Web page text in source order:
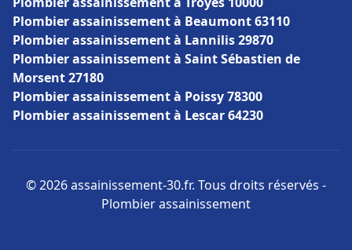
Plombier assainissement à Beaumont 63110
Plombier assainissement à Lannilis 29870
Plombier assainissement à Saint Sébastien de
Morsent 27180
Plombier assainissement à Poissy 78300
Plombier assainissement à Lescar 64230
© 2026 assainissement-30.fr. Tous droits réservés -
Plombier assainissement